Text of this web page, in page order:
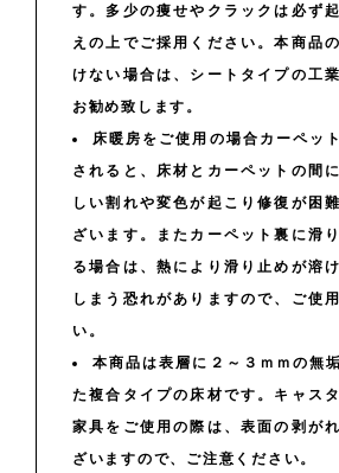
す。多少の痩せやクラックは必ず
えの上でご採用ください。本商品
けない場合は、シートタイプの工
お勧め致します。
床暖房をご使用の場合カーペッ
されると、床材とカーペットの間
しい割れや変色が起こり修復が困
ざいます。またカーペット裏に滑
る場合は、熱により滑り止めが溶
しまう恐れがありますので、ご使
い。
本商品は表層に２～３ｍｍの無
た複合タイプの床材です。キャス
家具をご使用の際は、表面の剥が
ざいますので、ご注意ください。